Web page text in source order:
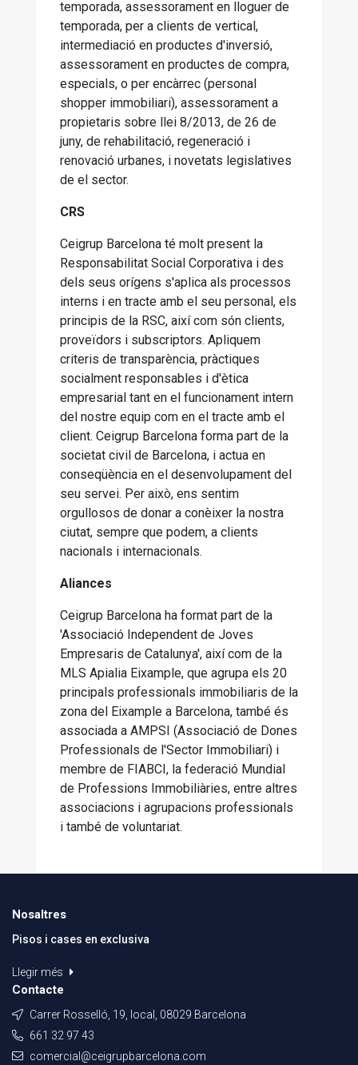
temporada, assessorament en lloguer de
temporada, per a clients de vertical,
intermediació en productes d'inversió,
assessorament en productes de compra,
especials, o per encàrrec (personal
shopper immobiliari), assessorament a
propietaris sobre llei 8/2013, de 26 de
juny, de rehabilitació, regeneració i
renovació urbanes, i novetats legislatives
de el sector.
CRS
Ceigrup Barcelona té molt present la
Responsabilitat Social Corporativa i des
dels seus orígens s'aplica als processos
interns i en tracte amb el seu personal, els
principis de la RSC, així com són clients,
proveïdors i subscriptors. Apliquem
criteris de transparència, pràctiques
socialment responsables i d'ètica
empresarial tant en el funcionament intern
del nostre equip com en el tracte amb el
client. Ceigrup Barcelona forma part de la
societat civil de Barcelona, ​​i actua en
conseqüència en el desenvolupament del
seu servei. Per això, ens sentim
orgullosos de donar a conèixer la nostra
ciutat, sempre que podem, a clients
nacionals i internacionals.
Aliances
Ceigrup Barcelona ha format part de la
'Associació Independent de Joves
Empresaris de Catalunya', així com de la
MLS Apialia Eixample, que agrupa els 20
principals professionals immobiliaris de la
zona del Eixample a Barcelona, ​​també és
associada a AMPSI (Associació de Dones
Professionals de l'Sector Immobiliari) i
membre de FIABCI, la federació Mundial
de Professions Immobiliàries, entre altres
associacions i agrupacions professionals
i també de voluntariat.
Nosaltres
Pisos i cases en exclusiva
Llegir més
Contacte
Carrer Rosselló, 19, local, 08029 Barcelona
661 32 97 43
comercial@ceigrupbarcelona.com